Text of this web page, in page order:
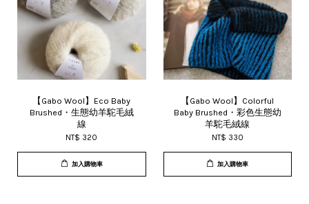
【Gabo Wool】Eco Baby
Brushed・生態幼羊駝毛絨
線
NT$ 320
加入購物車
【Gabo Wool】Colorful
Baby Brushed・彩色生態幼
羊駝毛絨線
NT$ 330
加入購物車